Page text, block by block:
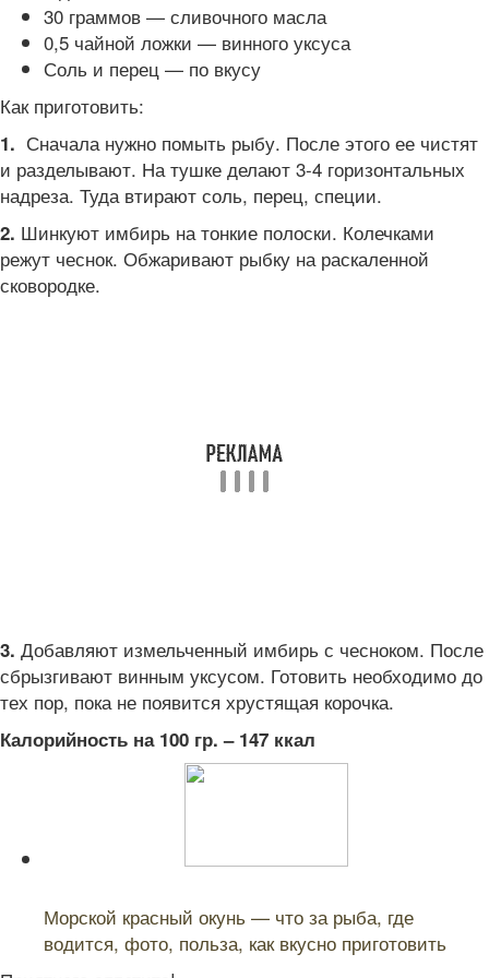
30 граммов — сливочного масла
0,5 чайной ложки — винного уксуса
Соль и перец — по вкусу
Как приготовить:
1. Сначала нужно помыть рыбу. После этого ее чистят
и разделывают. На тушке делают 3-4 горизонтальных
надреза. Туда втирают соль, перец, специи.
2. Шинкуют имбирь на тонкие полоски. Колечками
режут чеснок. Обжаривают рыбку на раскаленной
сковородке.
3. Добавляют измельченный имбирь с чесноком. После
сбрызгивают винным уксусом. Готовить необходимо до
тех пор, пока не появится хрустящая корочка.
Калорийность на 100 гр. – 147 ккал
Морской красный окунь — что за рыба, где
водится, фото, польза, как вкусно приготовить